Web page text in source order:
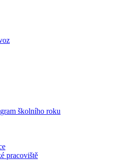
školního roku
pracoviště